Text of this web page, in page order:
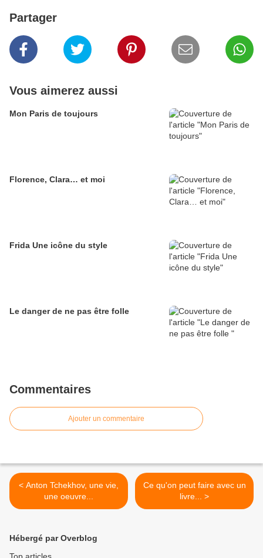
Partager
Vous aimerez aussi
Mon Paris de toujours
Florence, Clara… et moi
Frida Une icône du style
Le danger de ne pas être folle
Commentaires
Ajouter un commentaire
< Anton Tchekhov, une vie,
une oeuvre...
Ce qu'on peut faire avec un
livre... >
Hébergé par Overblog